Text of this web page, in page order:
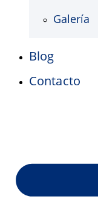
Galería
Blog
Contacto